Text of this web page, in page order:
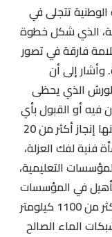
تتجلى في
الذي شكل خطوة
فارقة في تصور
وأشار إلى أن
الذي يحظى
فيه أو القبول بأي
تقصير في تنزيله، مستعرضا مؤشرات من بينها إنجاز أكثر من 20
من الطرق القروية و222 منشأة فنية لفك العزلة،
وتأهيل للمؤسسات التعليمية،
والتأهيل في المؤسسات
الصحية بالمناطق القروية والجبلية، ومد أكثر من 1100 كيلومتر
الماء الصالح